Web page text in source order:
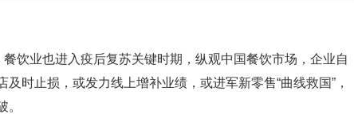
餐饮业也进入疫后复苏关键时期，纵观中国餐饮市场，企业自
时止损，或发力线上增补业绩，或进军新零售“曲线救国”，
。